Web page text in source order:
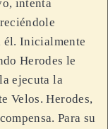
intenta
él. Inicialmente
Herodes le
ejecuta la
Velos. Herodes,
Para su